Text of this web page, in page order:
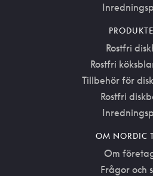
Rostfri
Rostfri
Tillbehör för
Rostfri
OM NORDIC
Om
Frågor och